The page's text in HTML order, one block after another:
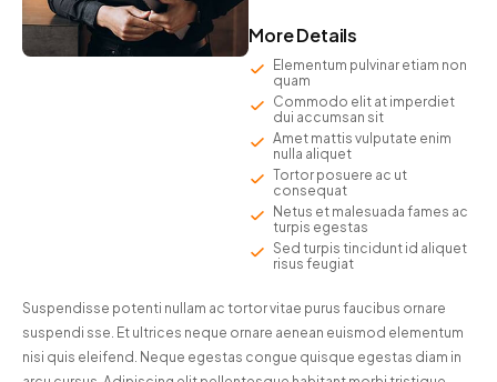
More Details
Elementum pulvinar etiam non
quam
Commodo elit at imperdiet
dui accumsan sit
Amet mattis vulputate enim
nulla aliquet
Tortor posuere ac ut
consequat
Netus et malesuada fames ac
turpis egestas
Sed turpis tincidunt id aliquet
risus feugiat
Suspendisse potenti nullam ac tortor vitae purus faucibus ornare
suspendi sse. Et ultrices neque ornare aenean euismod elementum
nisi quis eleifend. Neque egestas congue quisque egestas diam in